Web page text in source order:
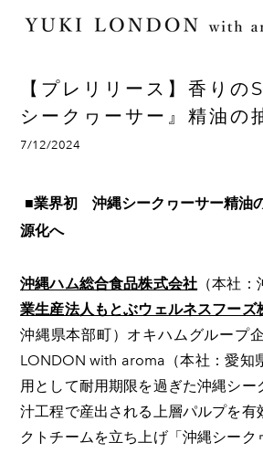
【プレリリース】香りの
シークヮーサー』精油の
7/12/2024
■業界初 沖縄シークヮーサー精油
源化へ
沖縄ハム総合食品株式会社 （本社
業生産法人もとぶウェルネスフーズ
沖縄県本部町）オキハムグループ
LONDON with aroma（本社：愛知
用として耐用期限を過ぎた沖縄シ
汁工程で産出される上層パルプを有
クトチームを立ち上げ「沖縄シーク
最新情報
メディア情報
イベント情報
アロマイベント／講
イベント
天然アロマ講座
アロマ空間デザイ
アロマ空間導入の目的・
お問い合わせ
香りの定期便
グッズ基材
名入れギフト
特別なギフトセレク